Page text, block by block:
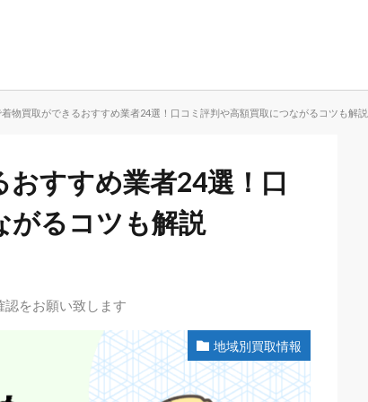
物買取ができるおすすめ業者24選！口コミ評判や高額買取につながるコツも解説
すすめ業者24選！口
がるコツも解説
をお願い致します
地域別買取情報